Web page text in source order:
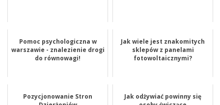
Pomoc psychologiczna w
warszawie - znalezienie drogi
do równowagi!
Jak wiele jest znakomitych
sklepów z panelami
fotowoltaicznymi?
Pozycjonowanie Stron
Jak odżywiać powinny się